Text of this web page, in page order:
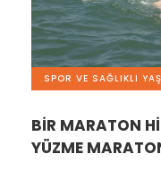
SPOR VE SAĞLIKLI
BİR MARATON
YÜZME